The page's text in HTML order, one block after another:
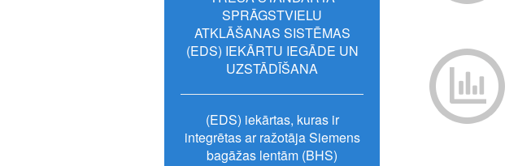
SPRĀGSTVIELU
ATKLĀŠANAS SISTĒMAS
(EDS) IEKĀRTU IEGĀDE UN
UZSTĀDĪŠANA
(EDS) iekārtas, kuras ir
integrētas ar ražotāja Siemens
bagāžas lentām (BHS)